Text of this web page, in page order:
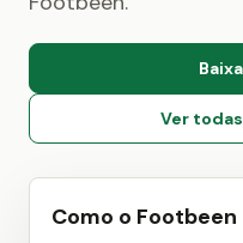
Ver
Como o Footbeen